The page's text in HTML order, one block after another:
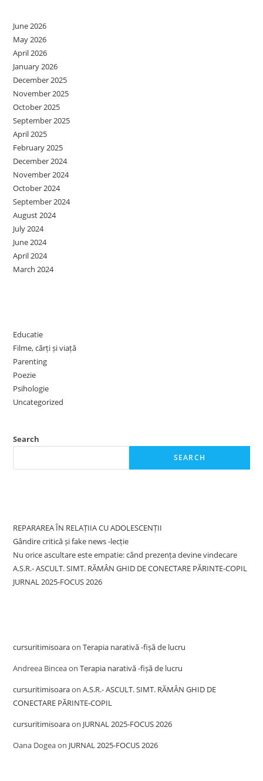
June 2026
May 2026
April 2026
January 2026
December 2025
November 2025
October 2025
September 2025
April 2025
February 2025
December 2024
November 2024
October 2024
September 2024
August 2024
July 2024
June 2024
April 2024
March 2024
Educatie
Filme, cărți și viață
Parenting
Poezie
Psihologie
Uncategorized
Search
SEARCH
REPARAREA ÎN RELAȚIIA CU ADOLESCENȚII
Gândire critică și fake news -lecție
Nu orice ascultare este empatie: când prezența devine vindecare
A.S.R.- ASCULT. SIMT. RĂMÂN GHID DE CONECTARE PĂRINTE-COPIL
JURNAL 2025-FOCUS 2026
cursuritimisoaraonTerapia narativă -fișă de lucru
Andreea BinceaonTerapia narativă -fișă de lucru
cursuritimisoaraonA.S.R.- ASCULT. SIMT. RĂMÂN GHID DE
CONECTARE PĂRINTE-COPIL
cursuritimisoaraon JURNAL 2025-FOCUS 2026
Oana Dogeaon JURNAL 2025-FOCUS 2026